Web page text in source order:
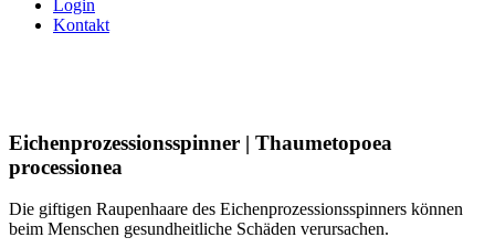
Login
Kontakt
Eichenprozessionsspinner | Thaumetopoea
processionea
Die giftigen Raupenhaare des Eichenprozessionsspinners können
beim Menschen gesundheitliche Schäden verursachen.